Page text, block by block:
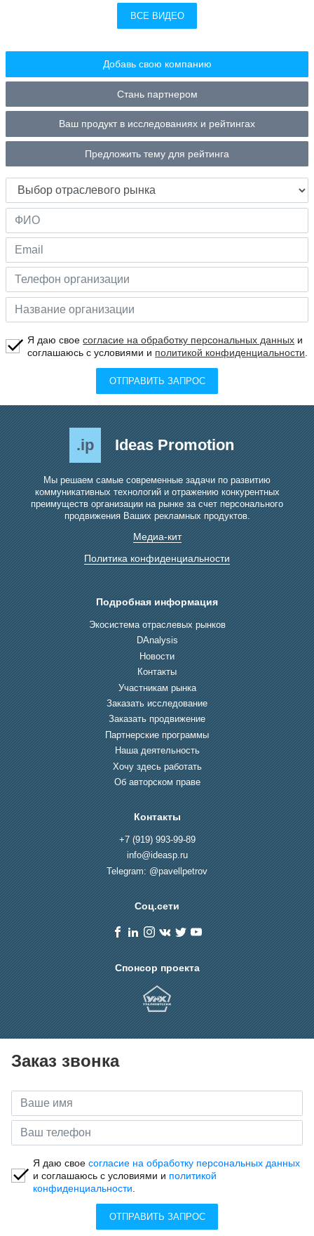
ВСЕ ВИДЕО
Добавь свою компанию
Стань партнером
Ваш продукт в исследованиях и рейтингах
Предложить тему для рейтинга
Я даю своесогласие на обработку персональных данных и
соглашаюсь с условиями и политикой конфиденциальности
ОТПРАВИТЬ ЗАПРОС
.ip Ideas Promotion
Мы решаем самые современные задачи по развитию
коммуникативных технологий и отражению конкурентных
преимуществ организации на рынке за счет персонального
продвижения Ваших рекламных продуктов.
Медиа-кит
Политика конфиденциальности
Подробная информация
Экосистема отраслевых рынков
DAnalysis
Новости
Контакты
Участникам рынка
Заказать исследование
Заказать продвижение
Партнерские программы
Наша деятельность
Хочу здесь работать
Об авторском праве
Контакты
+7 (919) 993-99-89
info@ideasp.ru
Telegram: @pavellpetrov
Соц.сети
Спонсор проекта
Заказ звонка
Я даю своесогласие на обработку персональных данных
и соглашаюсь с условиями и политикой
конфиденциальности.
ОТПРАВИТЬ ЗАПРОС